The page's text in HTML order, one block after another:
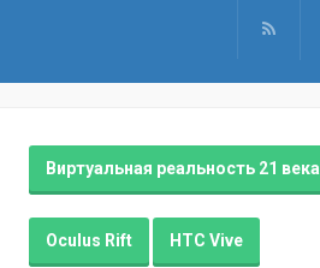
Виртуальная реальность 21 века
Oculus Rift HTC Vive